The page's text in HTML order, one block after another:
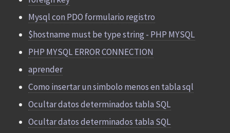
Mysql con PDO formulario registro
$hostname must be type string - PHP MYSQL
PHP MYSQL ERROR CONNECTION
aprender
Como insertar un simbolo menos en tabla sql
Ocultar datos determinados tabla SQL
Ocultar datos determinados tabla SQL